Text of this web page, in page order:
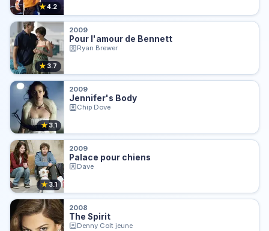
★4.2
★3.7
2009
Pour l'amour de Bennett
Ryan Brewer
★3.1
2009
Jennifer's Body
Chip Dove
★ 3.1
2009
Palace pour chiens
Dave
2008
The Spirit
Denny Colt jeune